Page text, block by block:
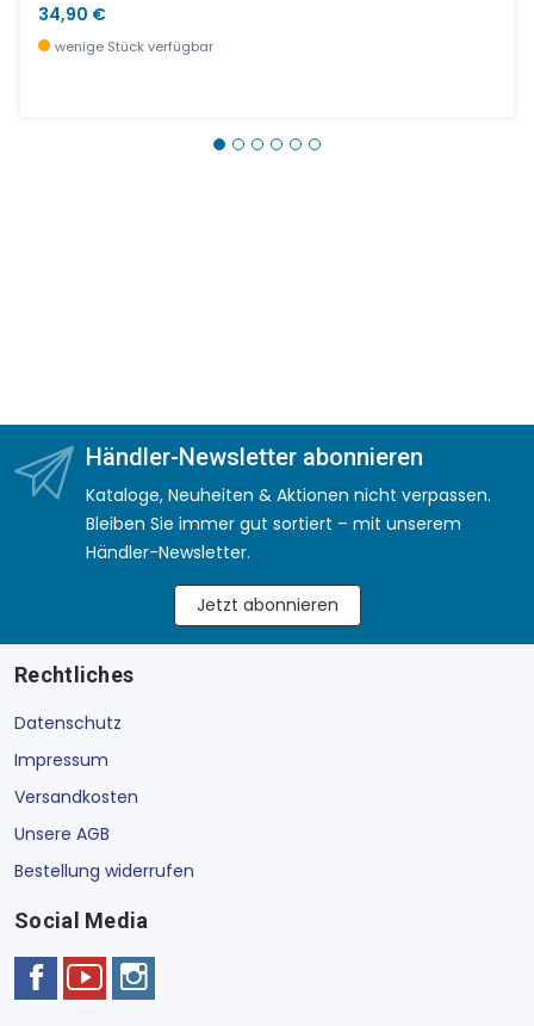
34,90 €
wenige Stück verfügbar
Händler-Newsletter abonnieren
Kataloge, Neuheiten & Aktionen nicht verpassen.
Bleiben Sie immer gut sortiert – mit unserem
Händler-Newsletter.
Jetzt abonnieren
Rechtliches
Datenschutz
Impressum
Versandkosten
Unsere AGB
Bestellung widerrufen
Social Media